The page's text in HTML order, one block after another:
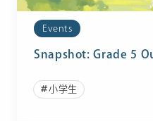
Events
Snapshot: Grade 5
小学生